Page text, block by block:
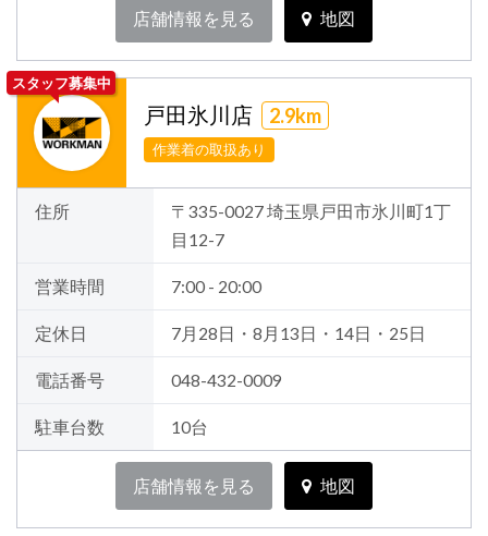
店舗情報を見る 地図
スタッフ募集中
戸田氷川店 2.9km
作業着の取扱あり
住所
〒335-0027 埼玉県戸田市氷川町1丁
目12-7
営業時間 7:00 - 20:00
定休日 7月28日・8月13日・14日・25日
電話番号 048-432-0009
駐車台数 10台
店舗情報を見る 地図